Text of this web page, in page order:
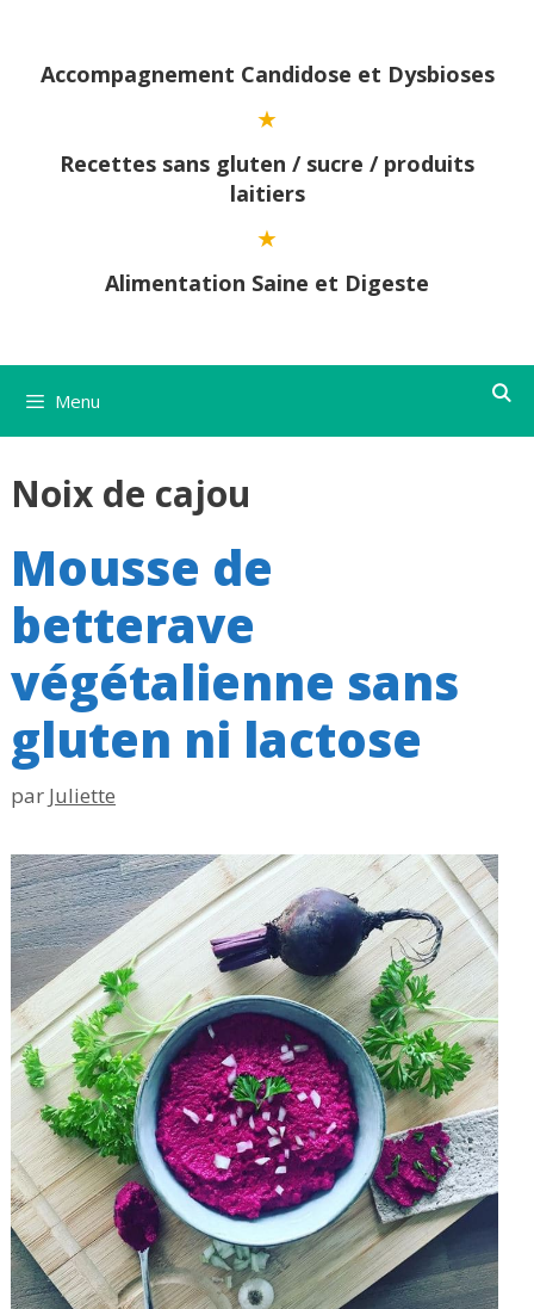
contenuAccompagnement Candidose et Dysbioses
Recettes sans gluten / sucre / produits
laitiers
Alimentation Saine et Digeste
Menu
Noix de cajou
Mousse de
betterave
végétalienne sans
gluten ni lactose
par Juliette